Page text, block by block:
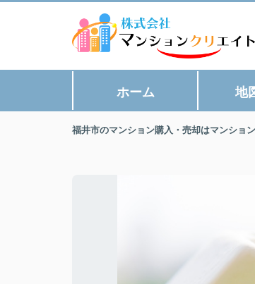
ホーム 地
福井市のマンション購入・売却はマンショ